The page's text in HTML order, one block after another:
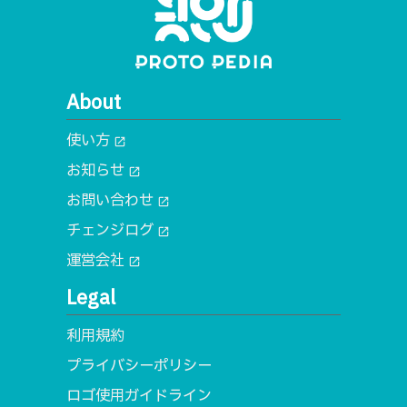
About
使い方 open_in_new
お知らせ open_in_new
お問い合わせ open_in_new
チェンジログ open_in_new
運営会社 open_in_new
Legal
利用規約
プライバシーポリシー
ロゴ使用ガイドライン